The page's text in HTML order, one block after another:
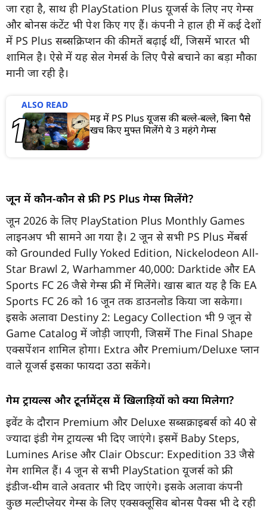
जा रहा है, साथ ही PlayStation Plus यूजर्स के लिए नए गेम्स
और बोनस कंटेंट भी पेश किए गए हैं। कंपनी ने हाल ही में कई देशों
में PS Plus सब्सक्रिप्शन की कीमतें बढ़ाई थीं, जिसमें भारत भी
शामिल है। ऐसे में यह सेल गेमर्स के लिए पैसे बचाने का बड़ा मौका
मानी जा रही है।
ALSO READ
मई में PS Plus यूजर्स की बल्ले-बल्ले, बिना पैसे
खर्च किए मुफ्त मिलेंगे ये 3 महंगे गेम्स
जून में कौन-कौन से फ्री PS Plus गेम्स मिलेंगे?
जून 2026 के लिए PlayStation Plus Monthly Games
लाइनअप भी सामने आ गया है। 2 जून से सभी PS Plus मेंबर्स
को Grounded Fully Yoked Edition, Nickelodeon All-
Star Brawl 2, Warhammer 40,000: Darktide और EA
Sports FC 26 जैसे गेम्स फ्री में मिलेंगे। खास बात यह है कि EA
Sports FC 26 को 16 जून तक डाउनलोड किया जा सकेगा।
इसके अलावा Destiny 2: Legacy Collection भी 9 जून से
Game Catalog में जोड़ी जाएगी, जिसमें The Final Shape
एक्सपेंशन शामिल होगा। Extra और Premium/Deluxe प्लान
वाले यूजर्स इसका फायदा उठा सकेंगे।
गेम ट्रायल्स और टूर्नामेंट्स में खिलाड़ियों को क्या मिलेगा?
इवेंट के दौरान Premium और Deluxe सब्सक्राइबर्स को 40 से
ज्यादा इंडी गेम ट्रायल्स भी दिए जाएंगे। इसमें Baby Steps,
Lumines Arise और Clair Obscur: Expedition 33 जैसे
गेम शामिल हैं। 4 जून से सभी PlayStation यूजर्स को फ्री
इंडीज-थीम वाले अवतार भी दिए जाएंगे। इसके अलावा कंपनी
कुछ मल्टीप्लेयर गेम्स के लिए एक्सक्लूसिव बोनस पैक्स भी दे रही